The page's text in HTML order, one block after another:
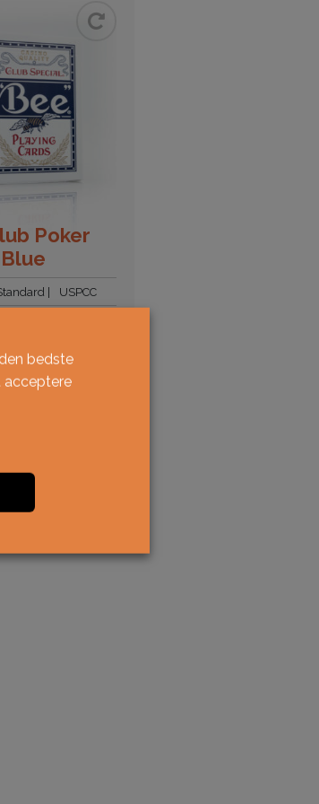
Poker
USPCC
bedste
acceptere